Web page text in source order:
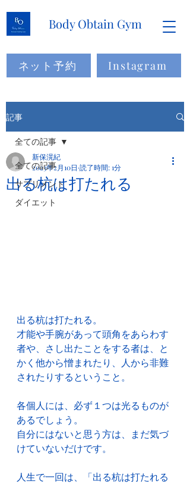
Body Obtain Gym
ネット予約 Instagram
記事
全ての記事
サプリメント
ダイエット
全ての記事
出る杭は打たれる
新保滉紀
2023年2月10日 読了時間: 1分
出る杭は打たれる。
才能や手腕があって頭角をあらわす
者や、さし出たことをする者は、と
かく他から憎まれたり、人から非難
されたりするということ。
各個人には、必ず１つは光るものが
あるでしょう。
自分にはないと思う方は、まだ気づ
けていないだけです。
人生で一回は、「出る杭は打たれる